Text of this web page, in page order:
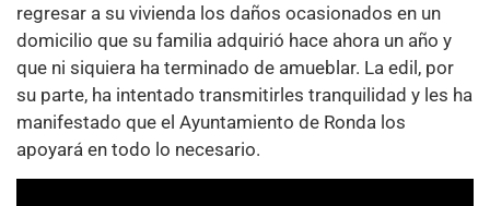
regresar a su vivienda los daños ocasionados en un
domicilio que su familia adquirió hace ahora un año y
que ni siquiera ha terminado de amueblar. La edil, por
su parte, ha intentado transmitirles tranquilidad y les ha
manifestado que el Ayuntamiento de Ronda los
apoyará en todo lo necesario.